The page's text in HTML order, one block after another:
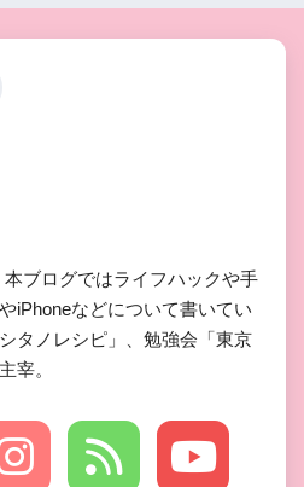
ブログではライフハックや手
iPhoneなどについて書いてい
タノレシピ」、勉強会「東京
宰。